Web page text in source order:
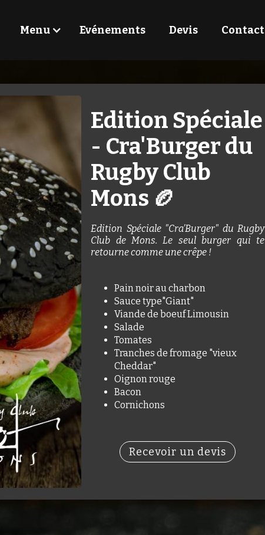
Menu Evénements Devis Contact
Edition Spéciale
- Cra'Burger du
Rugby Club
Mons 🏉
Edition Spéciale "Cra'Burger" du Rugby
Club de Mons. Le seul burger qui te
retourne comme une crêpe !
Pain noir au charbon
Sauce type"Giant"
Viande de boeuf Limousin
Salade
Tomates
Tranches de fromage "vieux
Cheddar"
Oignon rouge
Bacon
Cornichons
Recevoir un devis